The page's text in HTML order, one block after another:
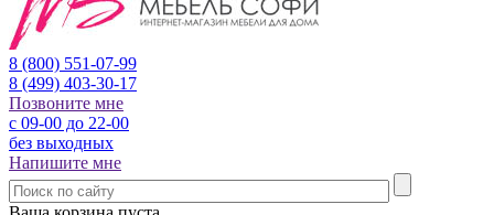
8 (800) 551-07-99
8 (499) 403-30-17
Позвоните мне
с 09-00 до 22-00
без выходных
Напишите мне